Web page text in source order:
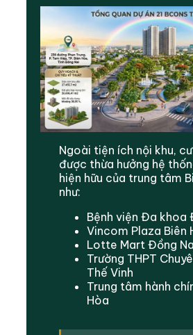
Ngoài tiện ích nội khu,
được thừa hưởng hệ
hiện hữu của trung tâm
như:
Bệnh viện Đa khoa
Vincom Plaza Biên
Lotte Mart Đồng
Trường THPT
Thế Vinh
Trung tâm hành
Hòa